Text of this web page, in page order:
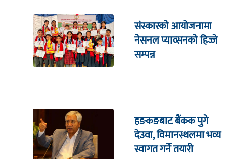
संस्कारको आयोजनामा
नेसनल प्याव्सनको हिज्जे
सम्पन्न
हङकङबाट बैंकक पुगे
देउवा, विमानस्थलमा भव्य
स्वागत गर्ने तयारी